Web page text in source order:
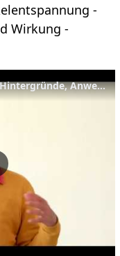
-
Wirkung -
Progressive Muskelentspannung - Hintergründe, Anwendung und Wirkung - Vortrag